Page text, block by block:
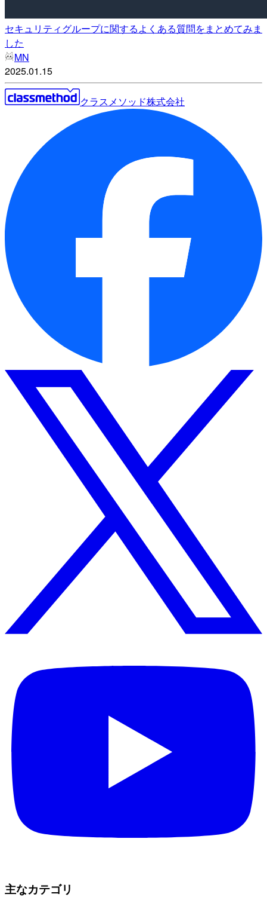
セキュリティグループに関するよくある質問をまとめてみま
した
MN
2025.01.15
クラスメソッド株式会社
主なカテゴリ